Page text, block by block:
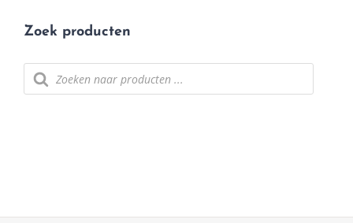
Zoek producten
Producten
zoeken